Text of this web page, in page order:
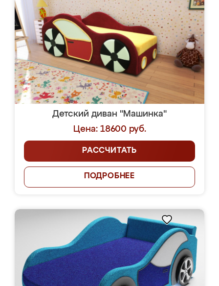
Детский диван "Машинка"
Цена: 18600 руб.
РАССЧИТАТЬ
ПОДРОБНЕЕ